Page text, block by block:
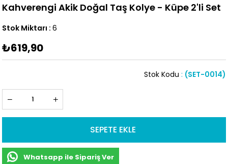
Kahverengi Akik Doğal Taş Kolye - Küpe 2'li Set
Stok Miktarı : 6
₺619,90
(SET-0014)
Stok Kodu
Whatsapp ile Sipariş Ver